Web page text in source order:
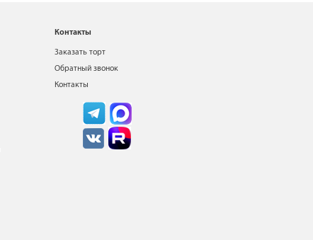
Контакты
Заказать торт
Обратный звонок
Контакты